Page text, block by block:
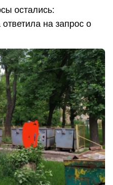
остались:
на запрос о